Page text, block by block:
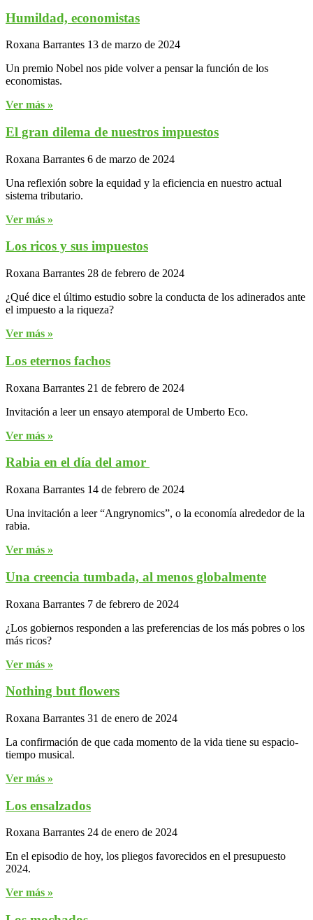
Humildad, economistas
Roxana Barrantes 13 de marzo de 2024
Un premio Nobel nos pide volver a pensar la función de los
economistas.
Ver más »
El gran dilema de nuestros impuestos
Roxana Barrantes 6 de marzo de 2024
Una reflexión sobre la equidad y la eficiencia en nuestro actual
sistema tributario.
Ver más »
Los ricos y sus impuestos
Roxana Barrantes 28 de febrero de 2024
¿Qué dice el último estudio sobre la conducta de los adinerados ante
el impuesto a la riqueza?
Ver más »
Los eternos fachos
Roxana Barrantes 21 de febrero de 2024
Invitación a leer un ensayo atemporal de Umberto Eco.
Ver más »
Rabia en el día del amor
Roxana Barrantes 14 de febrero de 2024
Una invitación a leer “Angrynomics”, o la economía alrededor de la
rabia.
Ver más »
Una creencia tumbada, al menos globalmente
Roxana Barrantes 7 de febrero de 2024
¿Los gobiernos responden a las preferencias de los más pobres o los
más ricos?
Ver más »
Nothing but flowers
Roxana Barrantes 31 de enero de 2024
La confirmación de que cada momento de la vida tiene su espacio-
tiempo musical.
Ver más »
Los ensalzados
Roxana Barrantes 24 de enero de 2024
En el episodio de hoy, los pliegos favorecidos en el presupuesto
2024.
Ver más »